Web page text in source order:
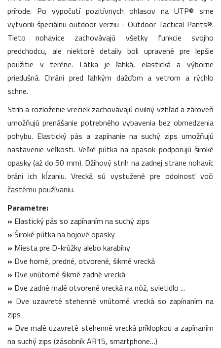
prírode. Po vypočutí pozitívnych ohlasov na UTP® sme
vytvorili špeciálnu outdoor verziu - Outdoor Tactical Pants®.
Tieto nohavice zachovávajú všetky funkcie svojho
predchodcu, ale niektoré detaily boli upravené pre lepšie
použitie v teréne. Látka je ľahká, elastická a výborne
priedušná. Chráni pred ľahkým dažďom a vetrom a rýchlo
schne.
Strih a rozloženie vreciek zachovávajú civilný vzhľad a zároveň
umožňujú prenášanie potrebného vybavenia bez obmedzenia
pohybu. Elastický pás a zapínanie na suchý zips umožňujú
nastavenie veľkosti. Veľké pútka na opasok podporujú široké
opasky (až do 50 mm). Džínový strih na zadnej strane nohavíc
bráni ich kĺzaniu. Vrecká sú vystužené pre odolnosť voči
častému používaniu.
Parametre:
» Elastický pás so zapínaním na suchý zips
» Široké pútka na bojové opasky
» Miesta pre D-krúžky alebo karabíny
» Dve horné, predné, otvorené, šikmé vrecká
» Dve vnútorné šikmé zadné vrecká
» Dve zadné malé otvorené vrecká na nôž, svietidlo ...
» Dve uzavreté stehenné vnútorné vrecká so zapínaním na
zips
» Dve malé uzavreté stehenné vrecká príklopkou a zapínaním
na suchý zips (zásobník AR15, smartphone…)